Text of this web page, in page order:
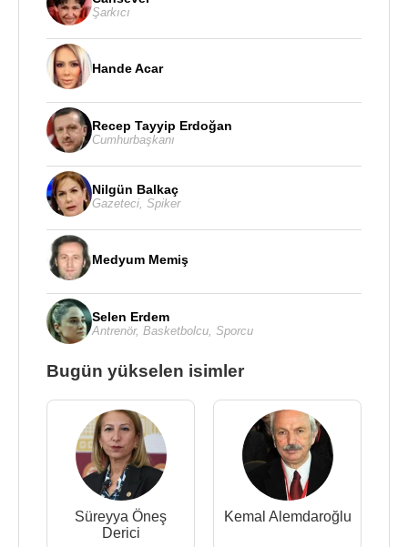
Şarkıcı
Hande Acar
Recep Tayyip Erdoğan
Cumhurbaşkanı
Nilgün Balkaç
Gazeteci Spiker
Medyum Memiş
Selen Erdem
Antrenör, Basketbolcu Sporcu
Bugün yükselen isimler
Süreyya Öneş
Derici
Kemal Alemdaroğlu